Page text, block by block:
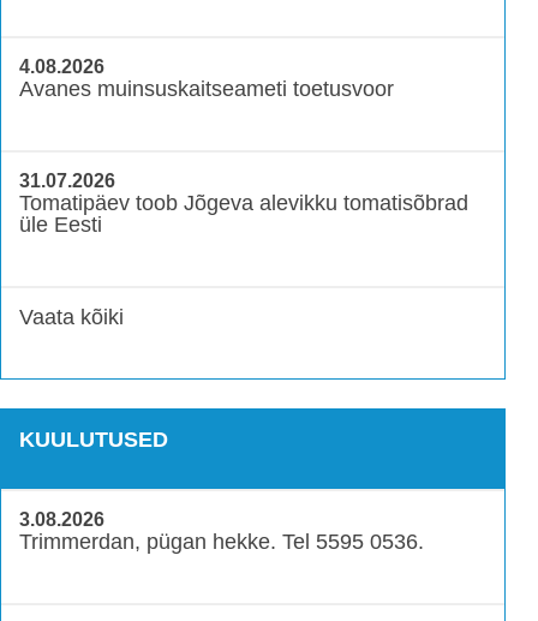
4.08.2026
Avanes muinsuskaitseameti toetusvoor
31.07.2026
Tomatipäev toob Jõgeva alevikku tomatisõbrad
üle Eesti
Vaata kõiki
KUULUTUSED
3.08.2026
Trimmerdan, pügan hekke. Tel 5595 0536.